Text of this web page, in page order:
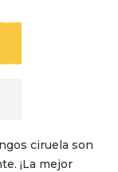
ciruela son
¡La mejor